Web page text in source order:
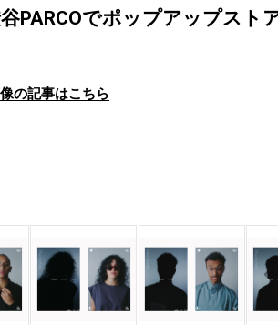
PARCOでポップアップスト
の記事はこちら